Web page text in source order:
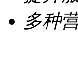
多种